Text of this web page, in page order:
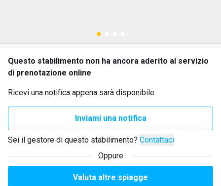
Questo stabilimento non ha ancora aderito al servizio
di prenotazione online
Ricevi una notifica appena sarà disponibile
Inviami una notifica
Sei il gestore di questo stabilimento? Contattaci
Oppure
Valuta altre spiagge